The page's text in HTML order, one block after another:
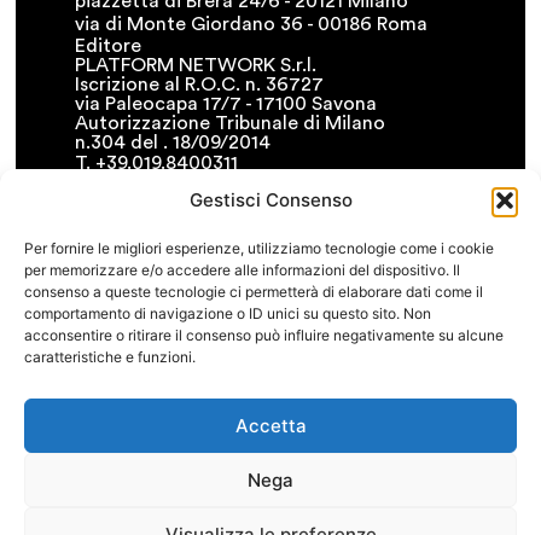
Gestisci Consenso
Per fornire le migliori esperienze, utilizziamo tecnologie come i cookie
per memorizzare e/o accedere alle informazioni del dispositivo. Il
consenso a queste tecnologie ci permetterà di elaborare dati come il
comportamento di navigazione o ID unici su questo sito. Non
acconsentire o ritirare il consenso può influire negativamente su alcune
caratteristiche e funzioni.
Accetta
Nega
via di Monte Giordano 36 - 00186 Roma
Editore
PLATFORM NETWORK S.r.l.
Iscrizione al R.O.C. n. 36727
via Paleocapa 17/7 - 17100 Savona
Autorizzazione Tribunale di Milano
n.304 del . 18/09/2014
T. +39.019.8400311
• info@platformnetwork.it
CERCA NEL SITO